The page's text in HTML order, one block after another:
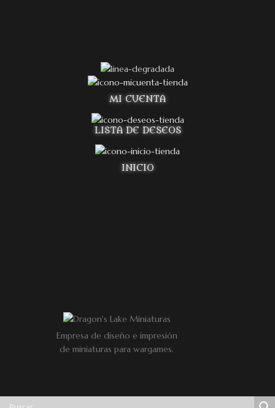
MI CUENTA
LISTA DE DESEOS
INICIO
Empresa de diseño e impresión
de miniaturas para wargames.